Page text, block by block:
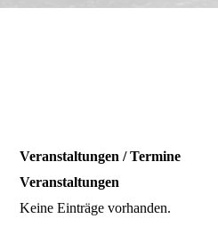
Veranstaltungen / Termine
Veranstaltungen
Keine Einträge vorhanden.